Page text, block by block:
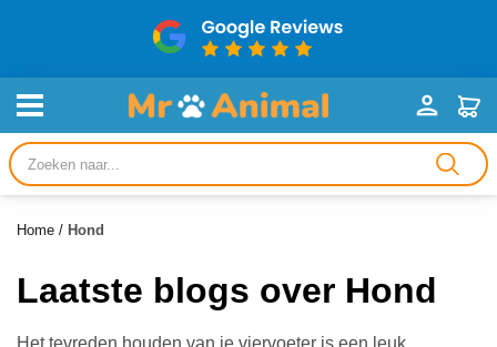
Producten
zoeken
Home / Hond
Laatste blogs over Hond
Het tevreden houden van je viervoeter is een leuk